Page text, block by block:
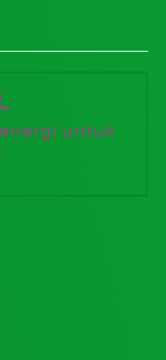
untuk